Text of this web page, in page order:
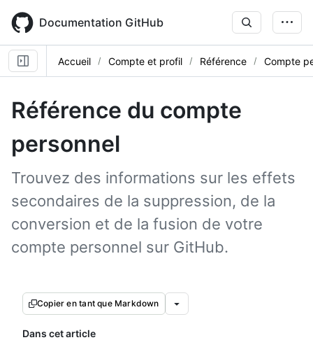
main
content
Documentation GitHub
Accueil Compte et profil Référence Compte
Référence du compte
personnel
Trouvez des informations sur les effets
secondaires de la suppression, de la
conversion et de la fusion de votre
compte personnel sur GitHub.
Copier en tant que Markdown
Dans cet article